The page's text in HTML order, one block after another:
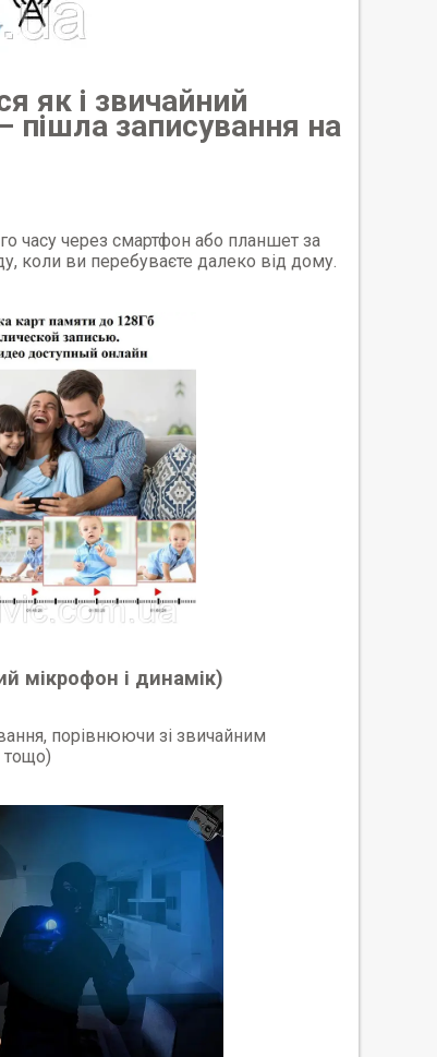
як і звичайний
пішла записування на
часу через смартфон або планшет за
коли ви перебуваєте далеко від дому.
мікрофон і динамік)
порівнюючи зі звичайним
тощо)